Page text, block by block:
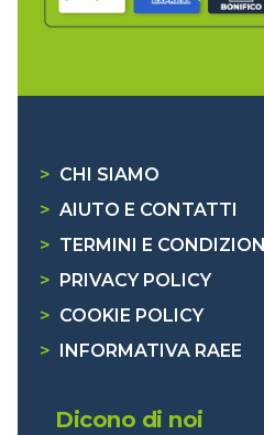
> CHI SIAMO
> AIUTO E CONTATTI
> TERMINI E CONDIZIONI
>
PRIVACY POLICY
> COOKIE POLICY
>
INFORMATIVA RAEE
Dicono di noi